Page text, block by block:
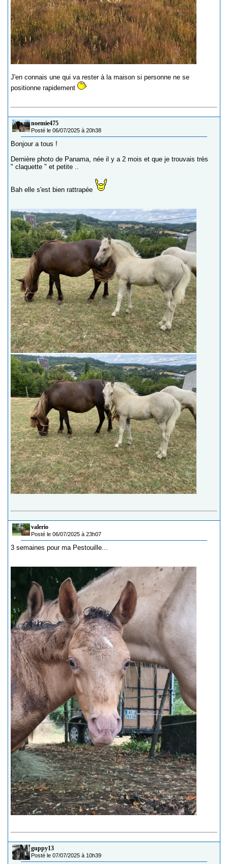
J'en connais une qui va rester à la maison si personne ne se
positionne rapidement
noemie475
Posté le 06/07/2025 à 20h38
Bonjour a tous !
Dernière photo de Panama, née il y a 2 mois et que je trouvais très
" claquette " et petite ..
Bah elle s'est bien rattrapée
valerio
Posté le 06/07/2025 à 23h07
3 semaines pour ma Pestouille...
guppy13
Posté le 07/07/2025 à 10h39